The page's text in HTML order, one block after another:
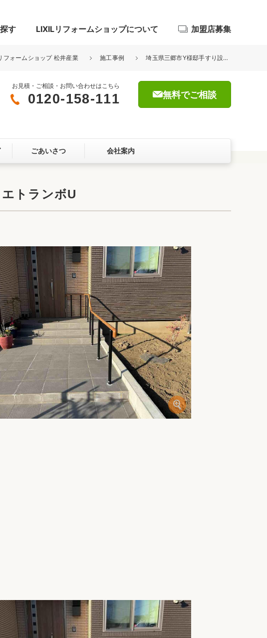
門まわり 屋根・外壁
す LIXILリフォームショップについて
ここちいい暮らしをつくる、価値・性能向上
リフォームアクセル
加盟店募集
フォームショップ 松井産業 施工事例 埼玉県三郷市Y様邸手すり設置工事が完了しました。三協アルミ エトランボU
お見積・ご相談・お問い合わせはこちら
0120-158-111 無料でご相談
ごあいさつ 会社案内
トランボU